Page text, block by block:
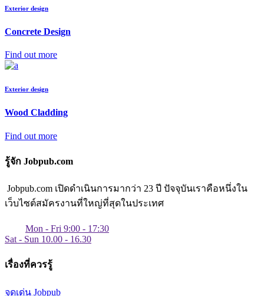
Exterior design
Concrete Design
Find out more
Exterior design
Wood Cladding
Find out more
รู้จัก Jobpub.com
Jobpub.com เปิดดำเนินการมากว่า 23 ปี ปัจจุบันเราคือหนึ่งใน
เว็บไซต์สมัครงานที่ใหญ่ที่สุดในประเทศ
Mon - Fri 9:00 - 17:30
Sat - Sun 10.00 - 16.30
เรื่องที่ควรรู้
จุดเด่น Jobpub